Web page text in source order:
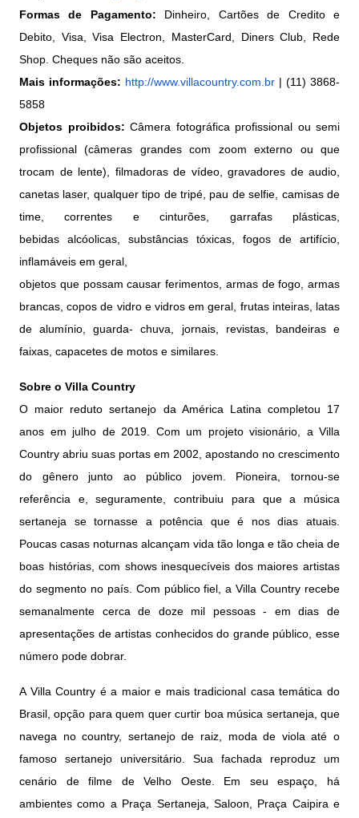
Formas de Pagamento: Dinheiro, Cartões de Credito e
Debito, Visa, Visa Electron, MasterCard, Diners Club, Rede
Shop. Cheques não são aceitos.
Mais informações: http://www.villacountry.com.br | (11) 3868-
5858
Objetos proibidos: Câmera fotográfica profissional ou semi
profissional (câmeras grandes com zoom externo ou que
trocam de lente), filmadoras de vídeo, gravadores de audio,
canetas laser, qualquer tipo de tripé, pau de selfie, camisas de
time, correntes e cinturões, garrafas plásticas,
bebidas alcóolicas, substâncias tóxicas, fogos de artifício,
inflamáveis em geral,
objetos que possam causar ferimentos, armas de fogo, armas
brancas, copos de vidro e vidros em geral, frutas inteiras, latas
de alumínio, guarda- chuva, jornais, revistas, bandeiras e
faixas, capacetes de motos e similares.
Sobre o Villa Country
O maior reduto sertanejo da América Latina completou 17
anos em julho de 2019. Com um projeto visionário, a Villa
Country abriu suas portas em 2002, apostando no crescimento
do gênero junto ao público jovem. Pioneira, tornou-se
referência e, seguramente, contribuiu para que a música
sertaneja se tornasse a potência que é nos dias atuais.
Poucas casas noturnas alcançam vida tão longa e tão cheia de
boas histórias, com shows inesquecíveis dos maiores artistas
do segmento no país. Com público fiel, a Villa Country recebe
semanalmente cerca de doze mil pessoas - em dias de
apresentações de artistas conhecidos do grande público, esse
número pode dobrar.
A Villa Country é a maior e mais tradicional casa temática do
Brasil, opção para quem quer curtir boa música sertaneja, que
navega no country, sertanejo de raiz, moda de viola até o
famoso sertanejo universitário. Sua fachada reproduz um
cenário de filme de Velho Oeste. Em seu espaço, há
ambientes como a Praça Sertaneja, Saloon, Praça Caipira e